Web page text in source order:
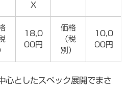
X
18,0
00円
価格
（税
別）
10,0
00円
としたスペック展開でまさ